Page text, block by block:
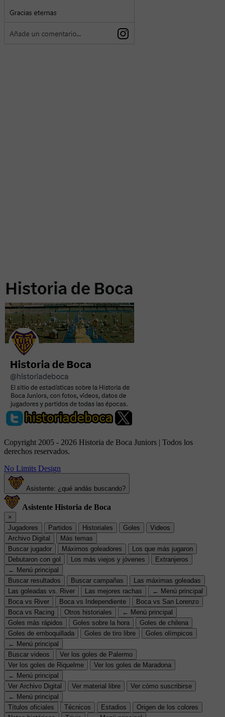
Copyright 2005 - 2026 Historia de Boca Juniors | Todos los
derechos reservados.
No Limits Design
Asistente: ¿qué andás buscando?
Asistente Historia de Boca
×
Jugadores
Partidos Historiales Goles
Videos
Archivo Digital
Más temas
Buscar jugador
Máximos goleadores
Los que más jugaron
Debutaron con gol
Los más viejos y jóvenes
Extranjeros
← Menú principal
Buscar resultados
Buscar campañas
Las máximas goleadas
Las goleadas vs. River
Las mejores rachas
← Menú principal
Boca vs River
Boca vs Independiente
Boca vs San Lorenzo
Boca vs Racing
Otros historiales
← Menú principal
Goles más rápidos
Goles sobre la hora
Goles de chilena
Goles de emboquillada
Goles de tiro libre
Goles olímpicos
← Menú principal
Buscar videos
Ver los goles de Palermo
Ver los goles de Riquelme
Ver los goles de Maradona
← Menú principal
Ver Archivo Digital
Ver material libre
Ver cómo suscribirse
← Menú principal
Títulos oficiales
Técnicos Estadios
Origen de los colores